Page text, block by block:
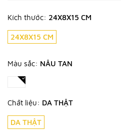
Kích thước: 24X8X15 CM
24X8X15 CM
Màu sắc: NÂU TAN
Chất liệu: DA THẬT
DA THẬT